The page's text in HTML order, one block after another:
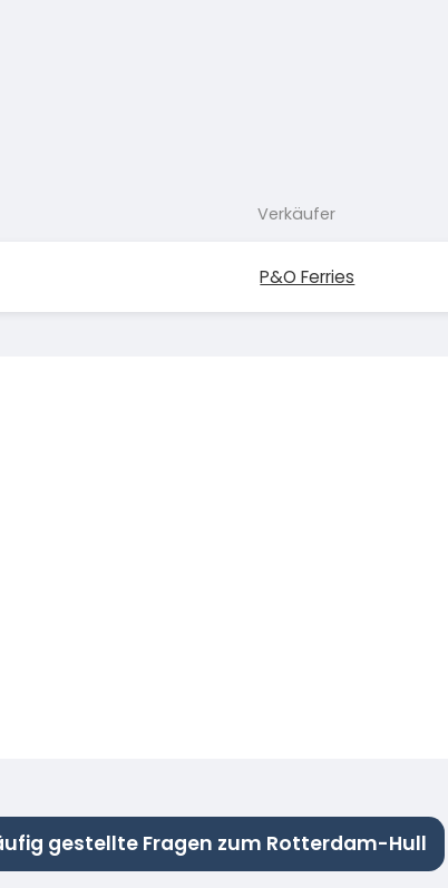
Verkäufer
P&O Ferries
gestellte Fragen zum Rotterdam-Hull